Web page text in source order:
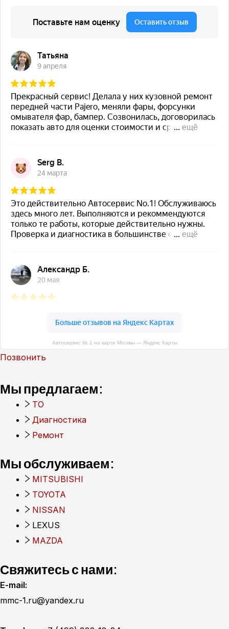
Рассветная аллея, 5А, Москва
+7(499) 322-18-84
Автосервис № 1 на карте Москвы — Яндекс Карты
Позвонить
Мы предлагаем:
ТО
Диагностика
Ремонт
Мы обслуживаем:
MITSUBISHI
TOYOTA
NISSAN
LEXUS
MAZDA
Свяжитесь с нами:
E-mail:
mmc-1.ru@yandex.ru